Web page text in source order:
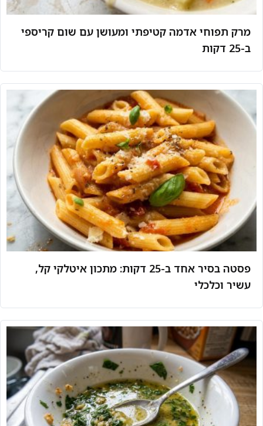
מרק תפוחי אדמה קטיפתי ומעושן עם שום קריספי
ב-25 דקות
פסטה בסיר אחד ב-25 דקות: מתכון איטלקי קל,
עשיר וכלכלי